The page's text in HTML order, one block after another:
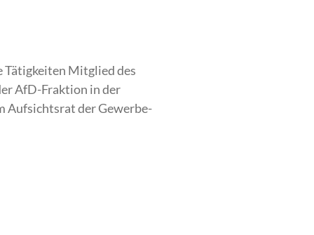
Tätigkeiten Mitglied des
AfD-Fraktion in der
Aufsichtsrat der Gewerbe-